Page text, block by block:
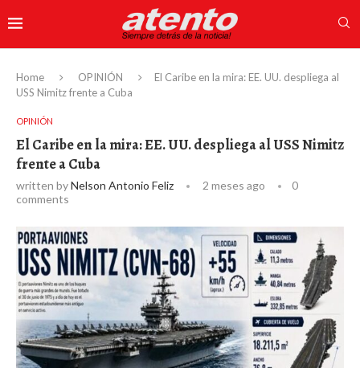
Home OPINIÓN
El Caribe en la mira: EE. UU. despliega al
USS Nimitz frente a Cuba
OPINIÓN
El Caribe en la mira: EE. UU. despliega al USS Nimitz
frente a Cuba
written byNelson Antonio Feliz 2 meses ago
0
comments